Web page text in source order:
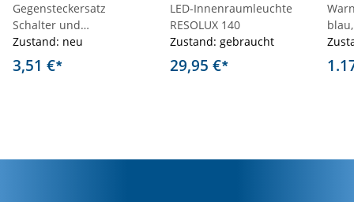
Gegensteckersatz
Schalter und
Lampenfassung
Zustand: neu
3,51 €*
LED-Innenraumleuchte
RESOLUX 140
Zustand: gebraucht
29,95 €*